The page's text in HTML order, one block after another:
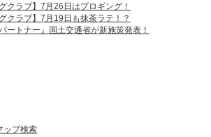
クラブ】7月26日はプロギング！
クラブ】7月19日も抹茶ラテ！？
ートナー』国土交通省が新施策発表！
ップ検索